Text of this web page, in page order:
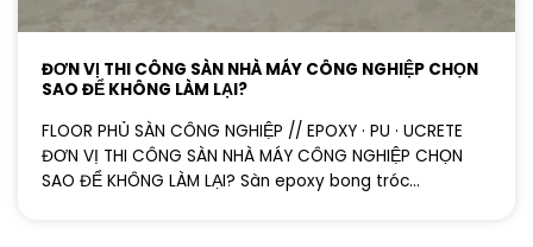
ĐƠN VỊ THI CÔNG SÀN NHÀ MÁY CÔNG NGHIỆP CHỌN
SAO ĐỂ KHÔNG LÀM LẠI?
FLOOR PHỦ SÀN CÔNG NGHIỆP // EPOXY · PU · UCRETE
ĐƠN VỊ THI CÔNG SÀN NHÀ MÁY CÔNG NGHIỆP CHỌN
SAO ĐỂ KHÔNG LÀM LẠI? Sàn epoxy bong tróc...